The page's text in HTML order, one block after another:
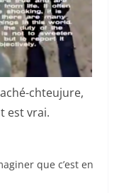
chteujure,
est vrai.
que c’est en